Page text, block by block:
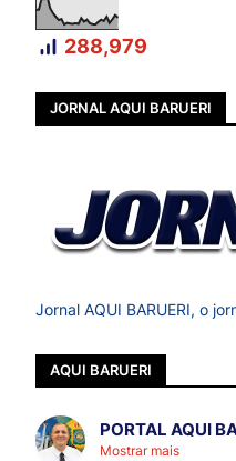
288,979
JORNAL AQUI BARUERI
Jornal AQUI BARUERI, o
AQUI BARUERI
PORTAL AQUI
Mostrar mais